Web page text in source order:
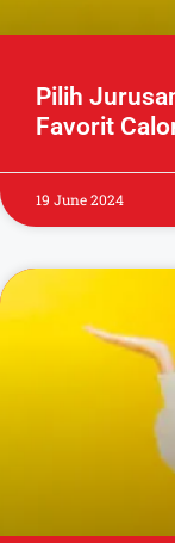
Pilih
Favorit
19 June 2024